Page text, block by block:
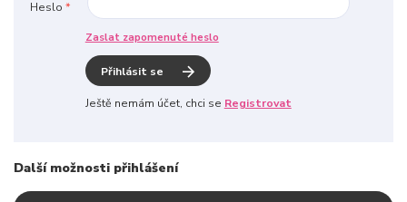
Heslo *
Zaslat zapomenuté heslo
Přihlásit se
Ještě nemám účet, chci se Registrovat
Další možnosti přihlášení